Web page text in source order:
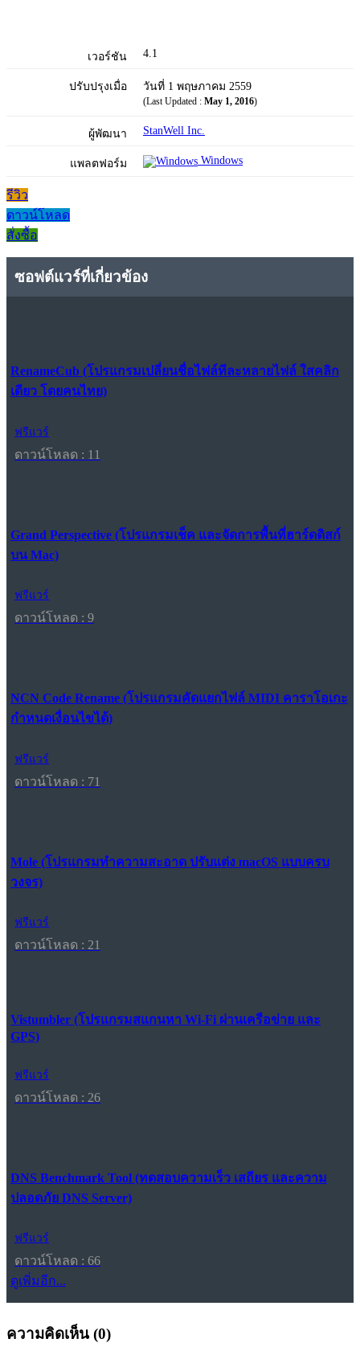
เวอร์ชัน 4.1
ปรับปรุงเมื่อ วันที่ 1 พฤษภาคม 2559
(Last Updated : May 1, 2016)
ผู้พัฒนา StanWell Inc.
แพลตฟอร์ม Windows
รีวิว
ดาวน์โหลด
สั่งซื้อ
ซอฟต์แวร์ที่เกี่ยวข้อง
RenameCub (โปรแกรมเปลี่ยนชื่อไฟล์ทีละหลายไฟล์ ใสคลิก
เดียว โดยคนไทย)
ฟรีแวร์
ดาวน์โหลด : 11
Grand Perspective (โปรแกรมเช็ค และจัดการพื้นที่ฮาร์ดดิสก์
บน Mac)
ฟรีแวร์
ดาวน์โหลด : 9
NCN Code Rename (โปรแกรมคัดแยกไฟล์ MIDI คาราโอเกะ
กำหนดเงื่อนไขได้)
ฟรีแวร์
ดาวน์โหลด : 71
Mole (โปรแกรมทำความสะอาด ปรับแต่ง macOS แบบครบ
วงจร)
ฟรีแวร์
ดาวน์โหลด : 21
Vistumbler (โปรแกรมสแกนหา Wi-Fi ผ่านเครือข่าย และ
GPS)
ฟรีแวร์
ดาวน์โหลด : 26
DNS Benchmark Tool (ทดสอบความเร็ว เสถียร และความ
ปลอดภัย DNS Server)
ฟรีแวร์
ดาวน์โหลด : 66
ดูเพิ่มอีก...
ความคิดเห็น (0)